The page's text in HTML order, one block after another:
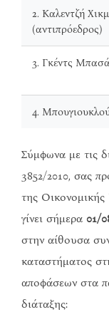
2. Καλεντζή
(αντιπρόεδρος)
3. Γκέντς
4.
Σύμφωνα με τις
3852/2010, σας
της
γίνει σήμερα 01/
στην αίθουσα
καταστήματος
αποφάσεων στα
διάταξης: